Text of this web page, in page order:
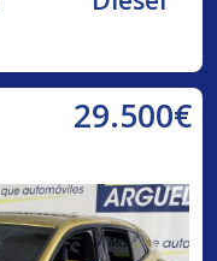
29.500€